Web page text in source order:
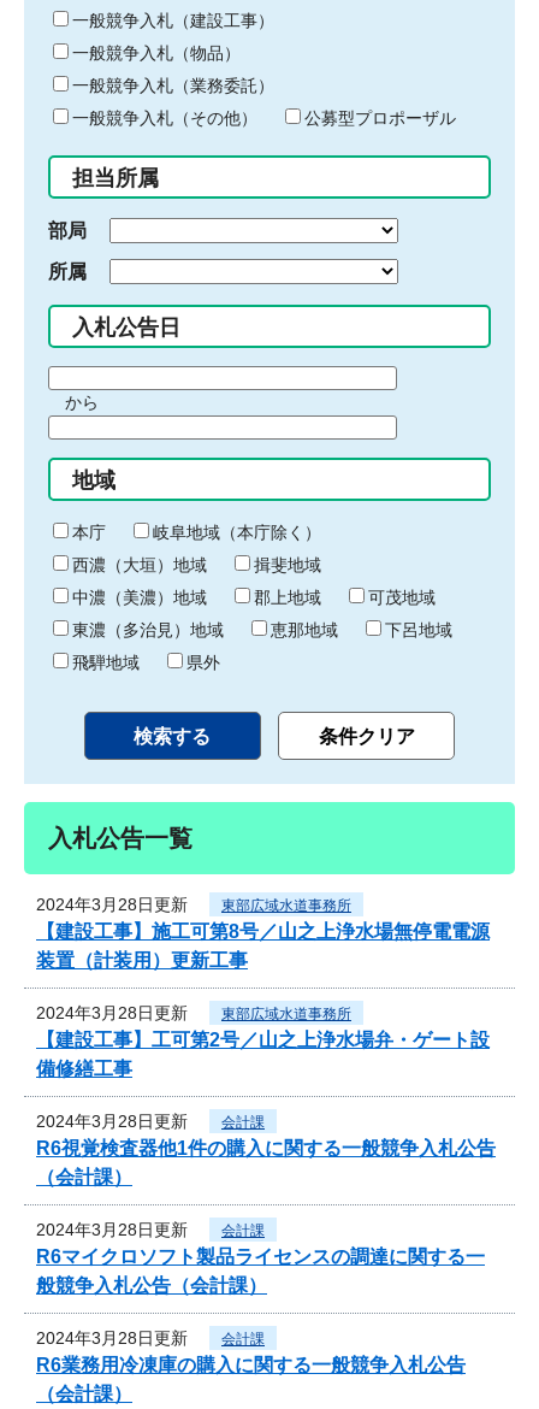
キ
ー
ワ
ー
ド
入
力
一般競争入札（建設工事）
一般競争入札（物品）
一般競争入札（業務委託）
一般競争入札（その他）
公募型プロポーザル
担当所属
部局
所属
入札公告日
間
始
り
から
間
終
わ
り
地域
本庁
岐阜地域（本庁除く）
西濃（大垣）地域
揖斐地域
中濃（美濃）地域
郡上地域
可茂地域
東濃（多治見）地域
恵那地域
下呂地域
飛騨地域
県外
入札公告一覧
2024年3月28日更新 東部広域水道事務所
【建設工事】施工可第8号／山之上浄水場無停電電源
装置（計装用）更新工事
2024年3月28日更新 東部広域水道事務所
【建設工事】工可第2号／山之上浄水場弁・ゲート設
備修繕工事
2024年3月28日更新 会計課
R6視覚検査器他1件の購入に関する一般競争入札公告
（会計課）
2024年3月28日更新 会計課
R6マイクロソフト製品ライセンスの調達に関する一
般競争入札公告（会計課）
2024年3月28日更新 会計課
R6業務用冷凍庫の購入に関する一般競争入札公告
（会計課）